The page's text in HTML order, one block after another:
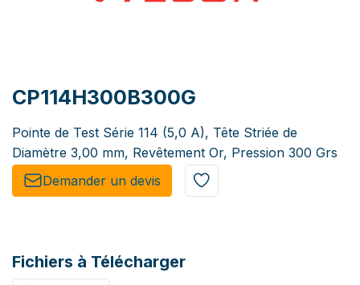
CP114H300B300G
Pointe de Test Série 114 (5,0 A), Tête Striée de
Diamètre 3,00 mm, Revêtement Or, Pression 300 Grs
Demander un de​​vis​​
Fichiers à Télécharger